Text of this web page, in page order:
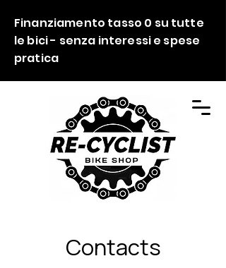
Finanziamento tasso 0 su tutte
le bici - senza interessi e spese
pratica
Contacts